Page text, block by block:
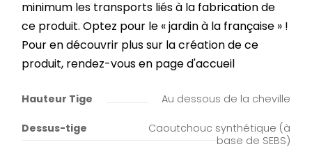
minimum les transports liés à la fabrication de
ce produit. Optez pour le « jardin à la française » !
Pour en découvrir plus sur la création de ce
produit, rendez-vous en page d'accueil
Hauteur Tige Au dessous de la cheville
Dessus-tige
Caoutchouc synthétique (à
base de SEBS)